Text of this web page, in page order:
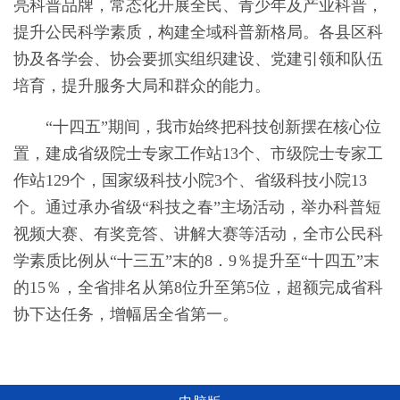
亮科普品牌，常态化开展全民、青少年及产业科普，
提升公民科学素质，构建全域科普新格局。各县区科
协及各学会、协会要抓实组织建设、党建引领和队伍
培育，提升服务大局和群众的能力。
“十四五”期间，我市始终把科技创新摆在核心位
置，建成省级院士专家工作站13个、市级院士专家工
作站129个，国家级科技小院3个、省级科技小院13
个。通过承办省级“科技之春”主场活动，举办科普短
视频大赛、有奖竞答、讲解大赛等活动，全市公民科
学素质比例从“十三五”末的8．9％提升至“十四五”末
的15％，全省排名从第8位升至第5位，超额完成省科
协下达任务，增幅居全省第一。